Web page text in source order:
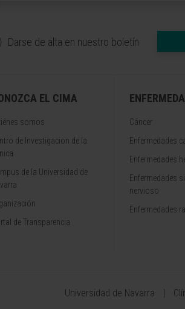
Darse de alta en nuestro boletín
EL CIMA
somos
de Investigacion de la
de la Universidad de
de Transparencia
Cáncer
Enfermedades
Enfermedades
Enfermedades
nervioso
Enfermedades
Universidad de Navarra